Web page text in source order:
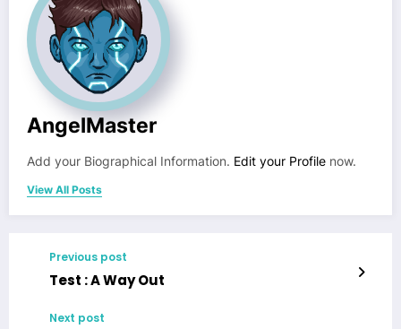
AngelMaster
Add your Biographical Information. Edit your Profile now.
View All Posts
Previous post
Test : A Way Out
Next post